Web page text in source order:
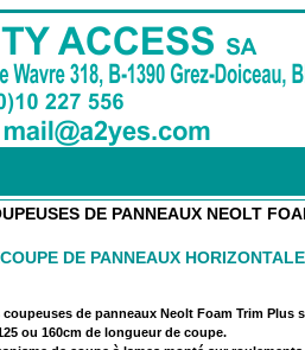
DE PANNEAUX NEOLT
DE PANNEAUX HORIZONTALE
coupeuses de panneaux Neolt Foam Trim Plus
ou 160cm de longueur de coupe.